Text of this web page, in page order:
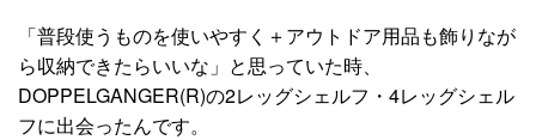
「普段使うものを使いやすく＋アウトドア用品も飾りなが
ら収納できたらいいな」と思っていた時、
DOPPELGANGER(R)の2レッグシェルフ・4レッグシェル
フに出会ったんです。